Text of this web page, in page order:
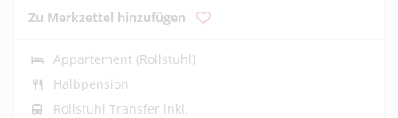
Zu Merkzettel hinzufügen
Appartement (Rollstuhl)
Halbpension
Rollstuhl Transfer inkl.